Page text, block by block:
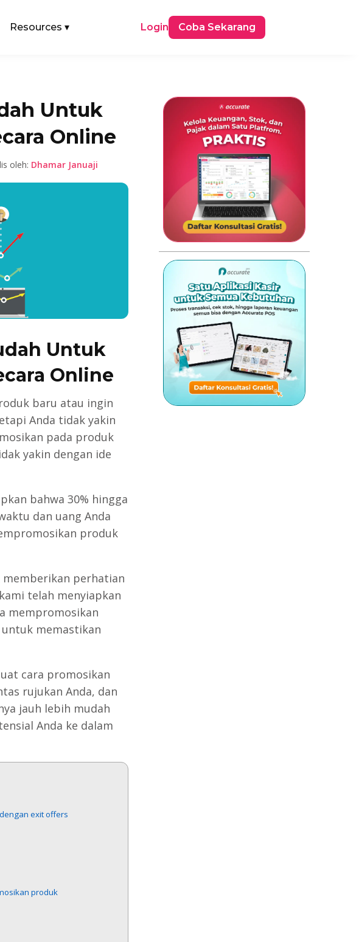
Resources ▾ Login Coba Sekarang
Untuk
Online
oleh: Dhamar Januaji
Untuk
Online
baru atau ingin
Anda tidak yakin
pada produk
yakin dengan ide
bahwa 30% hingga
dan uang Anda
produk
memberikan perhatian
telah menyiapkan
mempromosikan
memastikan
cara promosikan
rujukan Anda, dan
jauh lebih mudah
Anda ke dalam
exit offers
produk